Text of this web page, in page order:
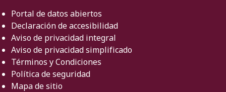
Portal de datos abiertos
Declaración de accesibilidad
Aviso de privacidad integral
Aviso de privacidad simplificado
Términos y Condiciones
Política de seguridad
Mapa de sitio